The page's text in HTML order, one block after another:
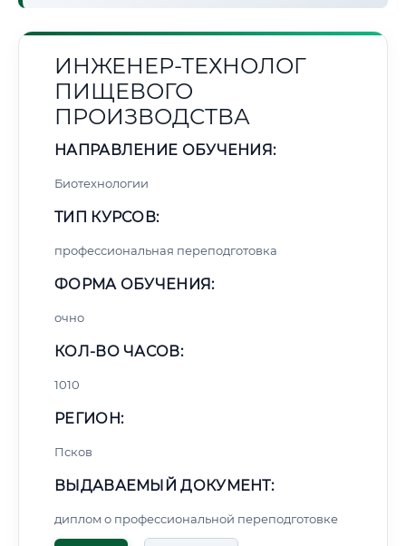
ИНЖЕНЕР-ТЕХНОЛОГ
ПИЩЕВОГО
ПРОИЗВОДСТВА
НАПРАВЛЕНИЕ ОБУЧЕНИЯ:
Биотехнологии
ТИП КУРСОВ:
профессиональная переподготовка
ФОРМА ОБУЧЕНИЯ:
очно
КОЛ-ВО ЧАСОВ:
1010
РЕГИОН:
Псков
ВЫДАВАЕМЫЙ ДОКУМЕНТ:
диплом о профессиональной переподготовке